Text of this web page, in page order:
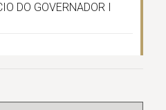
DO GOVERNADOR I